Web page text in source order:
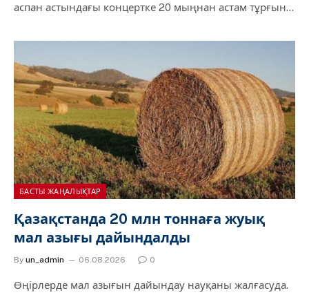
аспан астындағы концертке 20 мыңнан астам тұрғын…
БАСТЫ ЖАҢАЛЫҚТАР
Қазақстанда 20 млн тоннаға жуық
мал азығы дайындалды
By un_admin 06.08.2026 0
Өңірлерде мал азығын дайындау науқаны жалғасуда.